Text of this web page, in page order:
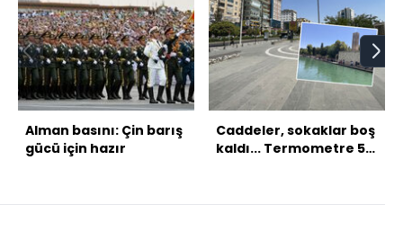
Alman basını: Çin barış
gücü için hazır
Caddeler, sokaklar boş
kaldı... Termometre 55